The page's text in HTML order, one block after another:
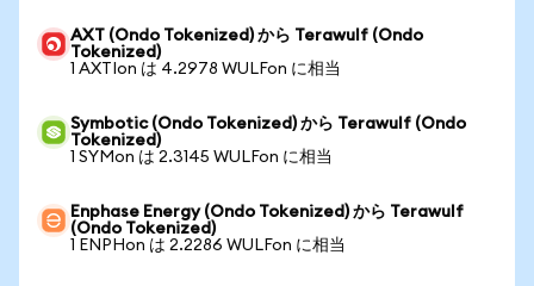
AXT (Ondo Tokenized) から Terawulf (Ondo
Tokenized)
1 AXTIon は 4.2978 WULFon に相当
Symbotic (Ondo Tokenized) から Terawulf (Ondo
Tokenized)
1 SYMon は 2.3145 WULFon に相当
Enphase Energy (Ondo Tokenized) から Terawulf
(Ondo Tokenized)
1 ENPHon は 2.2286 WULFon に相当